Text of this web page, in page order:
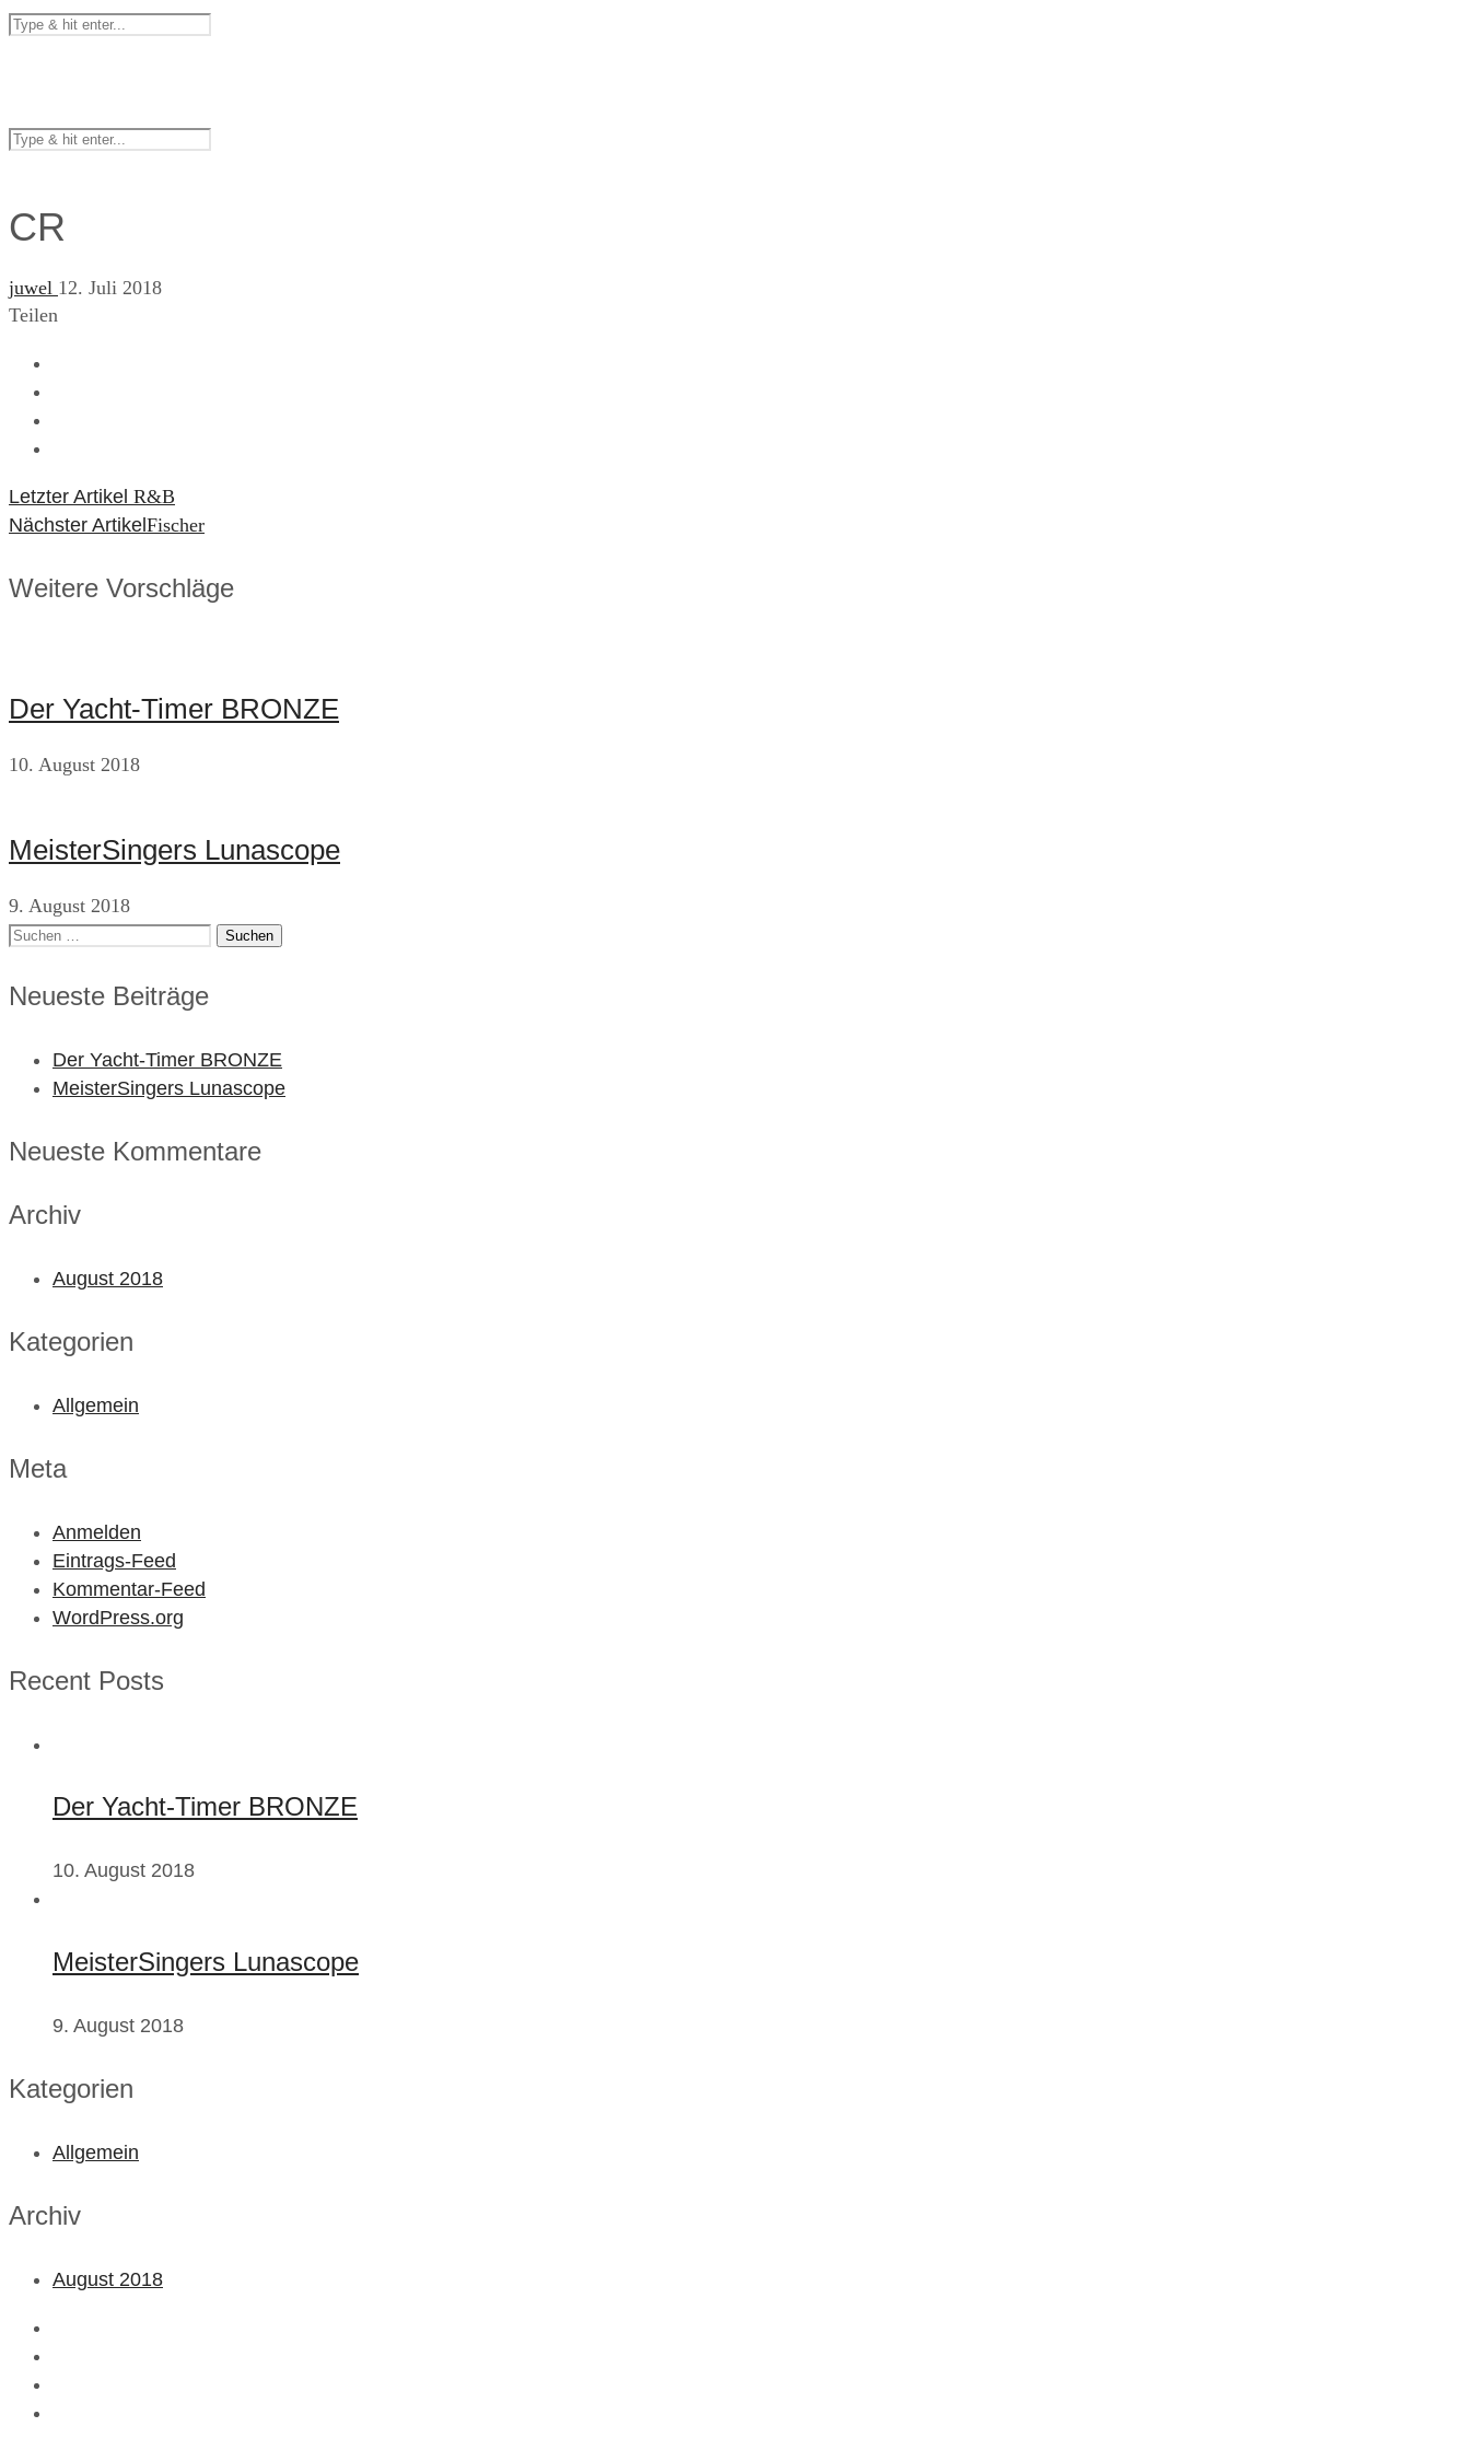
CR
juwel 12. Juli 2018
Teilen
Beitragsnavigation
Letzter Artikel R&B
Nächster ArtikelFischer
Weitere Vorschläge
Der Yacht-Timer BRONZE
10. August 2018
MeisterSingers Lunascope
9. August 2018
Suchen
Neueste Beiträge
Der Yacht-Timer BRONZE
MeisterSingers Lunascope
Neueste Kommentare
Archiv
August 2018
Kategorien
Allgemein
Meta
Anmelden
Eintrags-Feed
Kommentar-Feed
WordPress.org
Recent Posts
Der Yacht-Timer BRONZE
10. August 2018
MeisterSingers Lunascope
9. August 2018
Kategorien
Allgemein
Archiv
August 2018